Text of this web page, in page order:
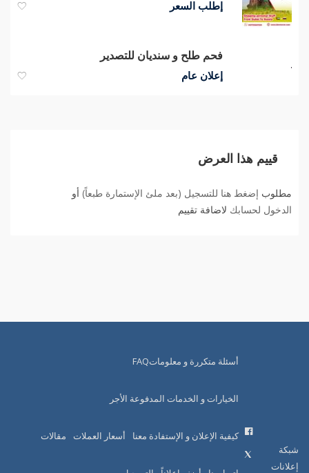
إطلب السعر
فحم طلح و سنديان للتصدير
إعلان عام
قييم هذا العرض
مطلوب إضغط هنا للتسجيل (بعد ملئ الإستمارة طبعاً) أو
الدخول لحسابك لاضافة تقييم
شبكة
إعلانات
أسئلة متكررة و معلوماتFAQ
الخيارات و الخدمات المدفوعة الأجر
كيفية الإعلان و الإستفادة معنا أسعار العملات مقالات